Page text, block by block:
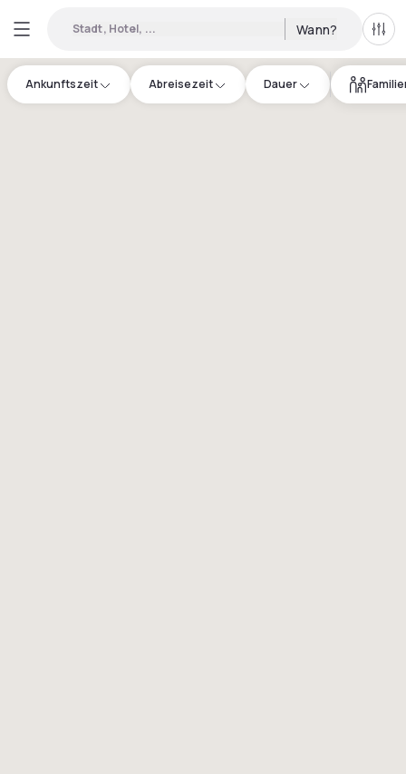
Stadt, Hotel, ... Wann? Alle
Ankunftszeit Abreisezeit Dauer